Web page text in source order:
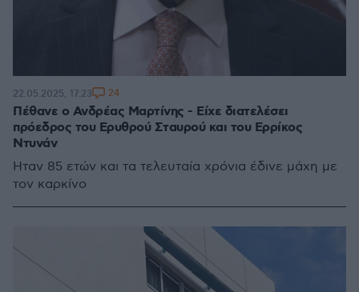
Πέθανε ο Ανδρέας Μαρτίνης - Είχε διατελέσει
πρόεδρος του Ερυθρού Σταυρού και του Ερρίκος
Ντυνάν
Ήταν 85 ετών και τα τελευταία χρόνια έδινε μάχη με
τον καρκίνο
22.05.2025, 17:23 24